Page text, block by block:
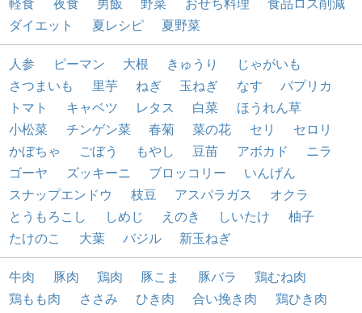
軽食
夜食 男飯 野菜 おせち料理
食品ロス削減
ダイエット
夏レシピ 夏野菜
人参 ピーマン 大根 きゅうり
じゃがいも
さつまいも
里芋 ねぎ 玉ねぎ なす
パプリカ
トマト
キャベツ レタス 白菜
ほうれん草
小松菜
チンゲン菜 春菊 菜の花 セリ
セロリ
かぼちゃ
ごぼう もやし 豆苗 アボカド
ニラ
ゴーヤ
ズッキーニ ブロッコリー
いんげん
スナップエンドウ
枝豆 アスパラガス
オクラ
とうもろこし
しめじ えのき しいたけ
柚子
たけのこ
大葉 バジル 新玉ねぎ
牛肉 豚肉 鶏肉 豚こま 豚バラ
鶏むね肉
鶏もも肉
ささみ ひき肉 合い挽き肉
鶏ひき肉